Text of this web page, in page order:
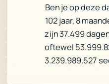
Ben je op deze
102 jaar, 8
zijn 37.499
oftewel
3.239.989.527